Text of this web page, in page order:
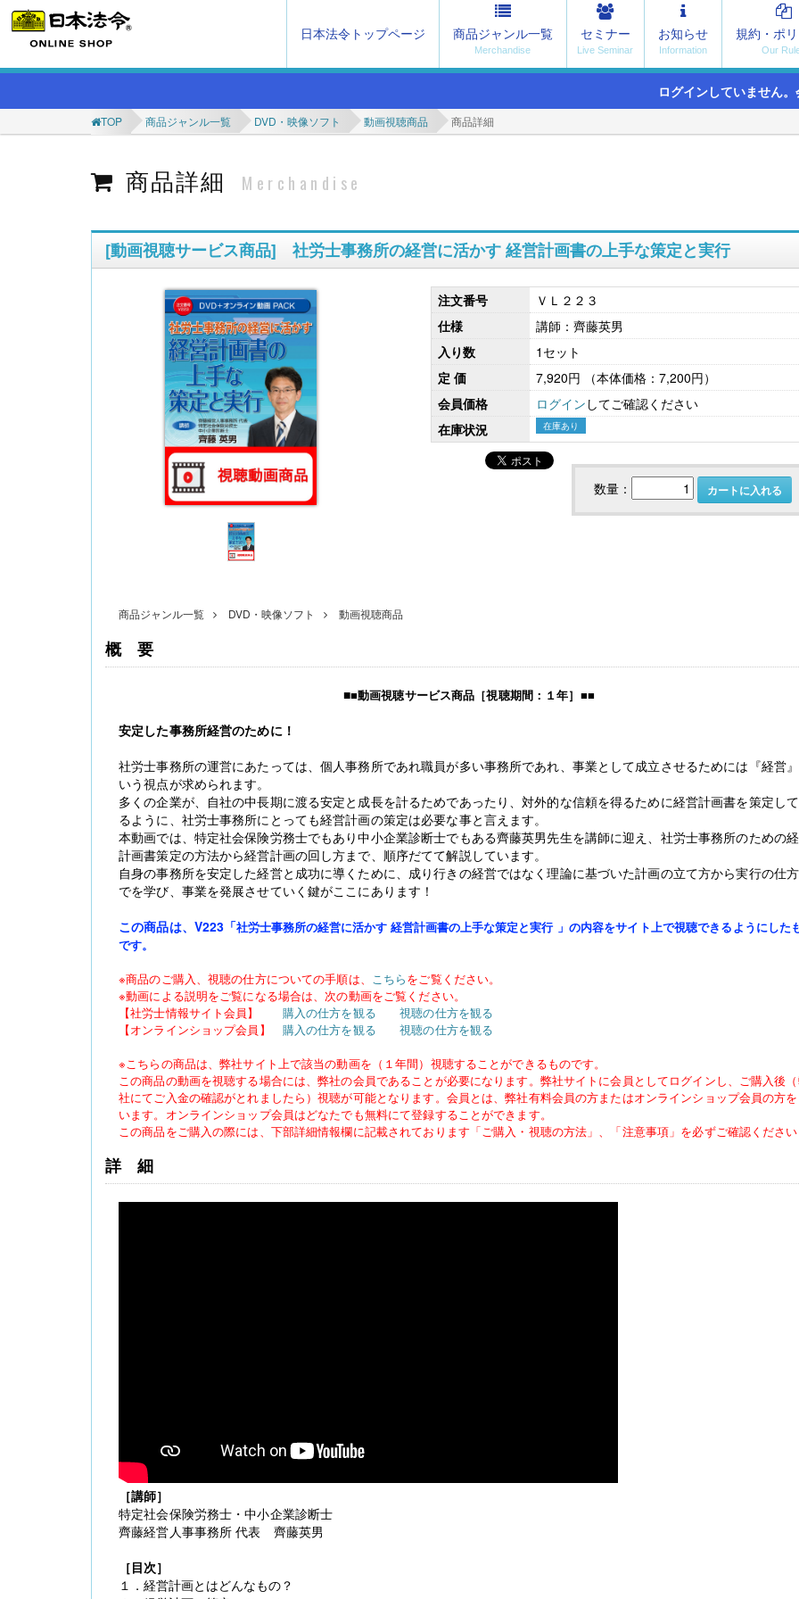
日本法令トップページ 商品ジャンル一覧 セミナー お知らせ 規約・ポ
ログインしていません
TOP 商品ジャンル一覧 DVD・映像ソフト 動画視聴商品 商品詳細
商品詳細 Merchandise
[動画視聴サービス商品] 社労士事務所の経営に活かす 経営計画書の上手な策定と実行
注文番号
ＶＬ２２３
仕様
講師：齊藤英男
入り数
1セット
定 価
7,920円
（本体価格：7,200円）
会員価格
ログイン してご確認ください
在庫状況
在庫あり
数量： カートに入れる
商品ジャンル一覧 DVD・映像ソフト 動画視聴商品
概要
■■動画視聴サービス商品［視聴期間：１年］ ■■
安定した事務所経営のために！
社労士事務所の運営にあたっては、個人事務所であれ職員が多い事務所であれ、事業として成立させるためには『経営
いう視点が求められます。
多くの企業が、自社の中長期に渡る安定と成長を計るためであったり、対外的な信頼を得るために経営計画書を策定し
るように、社労士事務所にとっても経営計画の策定は必要な事と言えます。
本動画では、特定社会保険労務士でもあり中小企業診断士でもある齊藤英男先生を講師に迎え、社労士事務所のための
計画書策定の方法から経営計画の回し方まで、順序だてて解説しています。
自身の事務所を安定した経営と成功に導くために、成り行きの経営ではなく理論に基づいた計画の立て方から実行の仕
でを学び、事業を発展させていく鍵がここにあります！
この商品は、V223 「社労士事務所の経営に活かす 経営計画書の上手な策定と実行 」の内容をサイト上で視聴できるようにした
です。
※商品のご購入、視聴の仕方についての手順は、 こちらをご覧ください。
※動画による説明をご覧になる場合は、次の動画をご覧ください。
【社労士情報サイト会員】 購入の仕方を観る
視聴の仕方を観る
【オンラインショップ会員】 購入の仕方を観る
視聴の仕方を観る
※こちらの商品は、弊社サイト上で該当の動画を（１年間）視聴することができるものです。
この商品の動画を視聴する場合には、弊社の会員であることが必要になります。弊社サイトに会員としてログインし、ご購入後
社にてご入金の確認がとれましたら）視聴が可能となります。会員とは、弊社有料会員の方またはオンラインショップ会員の方
います。オンラインショップ会員はどなたでも無料にて登録することができます。
この商品をご購入の際には、下部詳細情報欄に記載されております「ご購入・視聴の方法」、「注意事項」を必ずご確認くださ
詳細
［講師］
特定社会保険労務士・中小企業診断士
齊藤経営人事事務所 代表 齊藤英男
［目次］
１．経営計画とはどんなもの？
〔改訂版〕Excelでできる 産前産後休業・育
児休業《簡単》管理
社会保険労務士のための 労務・安全衛生コ
令和８年度 雇用関係助成金
業内職業能力開発計画から始
～
無料配信】技能実習廃止・新制度移行、特定技
ル 外国人雇用実務研究会【橋本ゼミ】第3ク
ール の見どころ
栗原知女）
える採用支援コンサル講
【大注目】令和６年度 介護事業所の処遇改善加